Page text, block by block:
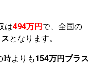
は494万円 で、全国の
となります。
時よりも154万円プラス